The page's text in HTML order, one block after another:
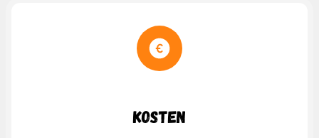
Kosten